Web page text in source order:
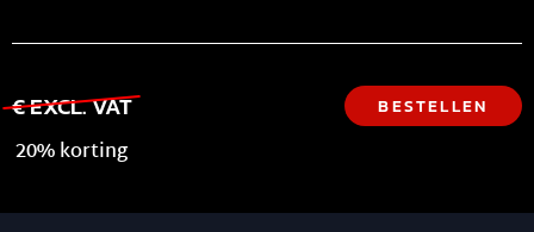
€ EXCL. VAT BESTELLEN
20% korting